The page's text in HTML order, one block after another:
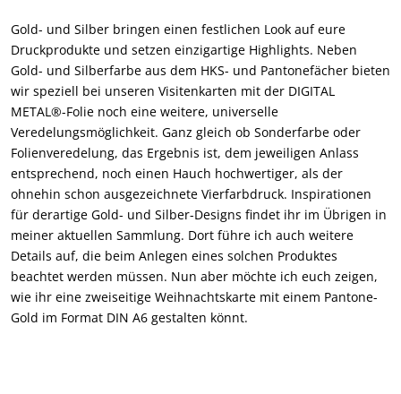
Gold- und Silber bringen einen festlichen Look auf eure
Druckprodukte und setzen einzigartige Highlights. Neben
Gold- und Silberfarbe aus dem HKS- und Pantonefächer bieten
wir speziell bei unseren Visitenkarten mit der DIGITAL
METAL®-Folie noch eine weitere, universelle
Veredelungsmöglichkeit. Ganz gleich ob Sonderfarbe oder
Folienveredelung, das Ergebnis ist, dem jeweiligen Anlass
entsprechend, noch einen Hauch hochwertiger, als der
ohnehin schon ausgezeichnete Vierfarbdruck. Inspirationen
für derartige Gold- und Silber-Designs findet ihr im Übrigen in
meiner aktuellen Sammlung. Dort führe ich auch weitere
Details auf, die beim Anlegen eines solchen Produktes
beachtet werden müssen. Nun aber möchte ich euch zeigen,
wie ihr eine zweiseitige Weihnachtskarte mit einem Pantone-
Gold im Format DIN A6 gestalten könnt.